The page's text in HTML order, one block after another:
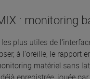
: monitoring
plus utiles de
à l'oreille, le rapport
matériel sans